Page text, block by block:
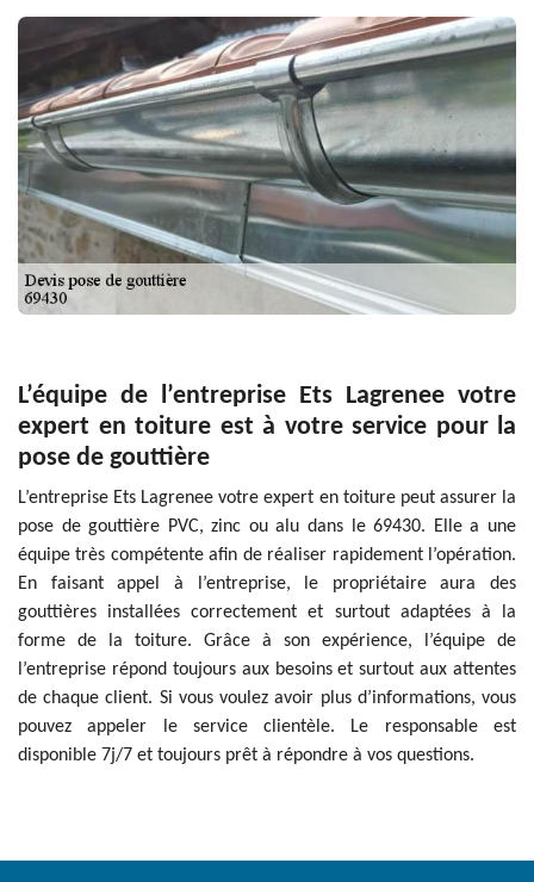
L’équipe de l’entreprise Ets Lagrenee votre
expert en toiture est à votre service pour la
pose de gouttière
L’entreprise Ets Lagrenee votre expert en toiture peut assurer la
pose de gouttière PVC, zinc ou alu dans le 69430. Elle a une
équipe très compétente afin de réaliser rapidement l’opération.
En faisant appel à l’entreprise, le propriétaire aura des
gouttières installées correctement et surtout adaptées à la
forme de la toiture. Grâce à son expérience, l’équipe de
l’entreprise répond toujours aux besoins et surtout aux attentes
de chaque client. Si vous voulez avoir plus d’informations, vous
pouvez appeler le service clientèle. Le responsable est
disponible 7j/7 et toujours prêt à répondre à vos questions.